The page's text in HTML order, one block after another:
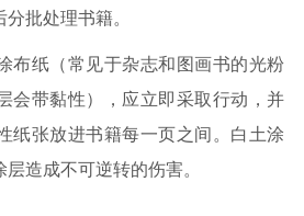
批处理书籍。
布纸（常见于杂志和图画书的光粉
会带黏性），应立即采取行动，并
纸张放进书籍每一页之间。白土涂
造成不可逆转的伤害。